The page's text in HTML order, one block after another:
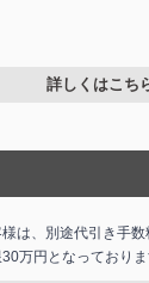
詳しくはこち
は、別途代引き手数
万円となっておりま